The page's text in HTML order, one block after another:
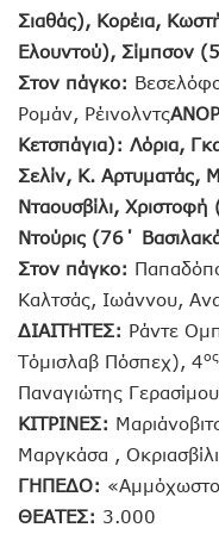
Σιαθάς), Κορέια,
Ελουντού), Σίμπσον
Στον πάγκο:
Ρομάν, Ρέινολντς
Κετσπάγια): Λόρια,
Σελίν, Κ. Αρτυματάς,
Νταουσβίλι,
Ντούρις (76΄
Στον πάγκο:
Καλτσάς, Ιωάννου,
ΔΙΑΙΤΗΤΕΣ: Ράντε
Τόμισλαβ Πόσπεχ), 4ος
Παναγιώτης Γερασίμου
ΚΙΤΡΙΝΕΣ:
Μαργκάσα , Οκριασβίλι
ΓΗΠΕΔΟ:
ΘΕΑΤΕΣ: 3.000